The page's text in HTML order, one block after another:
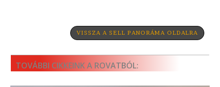
VISSZA A SELL PANORÁMA OLDALRA
TOVÁBBI CIKKEINK A ROVATBÓL: